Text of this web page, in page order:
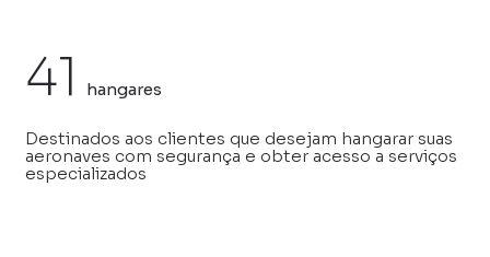
41 hangares
Destinados aos clientes que desejam hangarar suas
aeronaves com segurança e obter acesso a serviços
especializados